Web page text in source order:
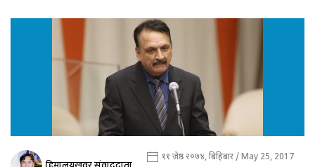
११ जेष्ठ २०७४, बिहिबार / May 25, 2017